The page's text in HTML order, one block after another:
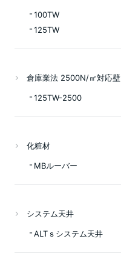
100TW
125TW
倉庫業法 2500N/㎡対応壁
125TW-2500
化粧材
MBルーバー
システム天井
ALTｓシステム天井